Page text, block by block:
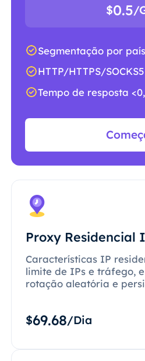
$0.5/
Segmentação por
HTTP/HTTPS/SOCKS5
Tempo de resposta
Proxy Residencial
Características IP
limite de IPs e tráfego,
rotação aleatória e
$69.68/Dia